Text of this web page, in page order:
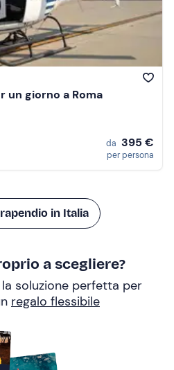
un giorno a Roma
da 395 €
per persona
in Italia
a scegliere?
soluzione perfetta per
regalo flessibile